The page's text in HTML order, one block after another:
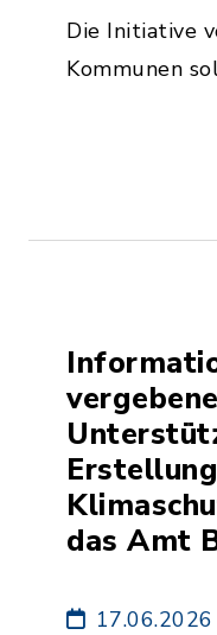
Die Initiative
Kommunen
das Amt
17.06.2026